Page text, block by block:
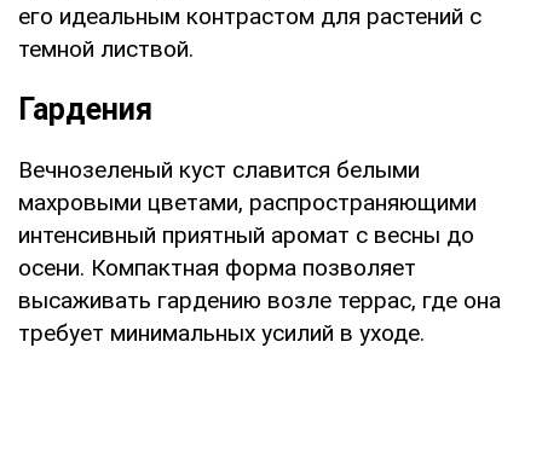
его идеальным контрастом для растений с
темной листвой.
Гардения
Вечнозеленый куст славится белыми
махровыми цветами, распространяющими
интенсивный приятный аромат с весны до
осени. Компактная форма позволяет
высаживать гардению возле террас, где она
требует минимальных усилий в уходе.